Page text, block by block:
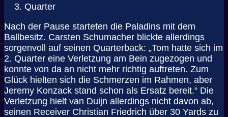
Quarter
Nach der Pause starteten die Paladins mit dem
Ballbesitz. Carsten Schumacher blickte allerdings
sorgenvoll auf seinen Quarterback: „Tom hatte sich im
2. Quarter eine Verletzung am Bein zugezogen und
konnte von da an nicht mehr richtig auftreten. Zum
Glück hielten sich die Schmerzen im Rahmen, aber
Jeremy Konzack stand schon als Ersatz bereit.“ Die
Verletzung hielt van Duijn allerdings nicht davon ab,
seinen Receiver Christian Friedrich über 30 Yards zu